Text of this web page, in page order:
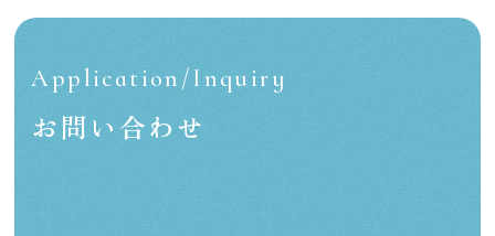
Application/Inquiry
お問い合わせ